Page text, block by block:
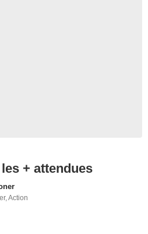
+ attendues
,Action